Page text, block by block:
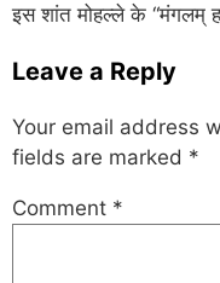
इस शांत मोहल्ले के “मंगलम्
Leave a Reply
Your email address
fields are marked *
Comment *